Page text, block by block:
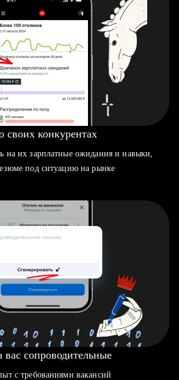
своих конкурентах
на их зарплатные ожидания и навыки,
под ситуацию на рынке
сопроводительные
с требованиями вакансий